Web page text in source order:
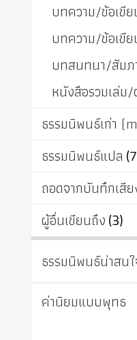
บทความ/ข้อเขี
บทความ/ข้อเขี
บทสนทนา/สัม
หนังสือรวมเล่ม
ธรรมนิพนธ์เก่า
ธรรมนิพนธ์แปล
ถอดจากบันทึกเสี
ผู้อื่นเขียนถึง(3)
ธรรมนิพนธ์น่าสน
ค่านิยมแบบพุทธ